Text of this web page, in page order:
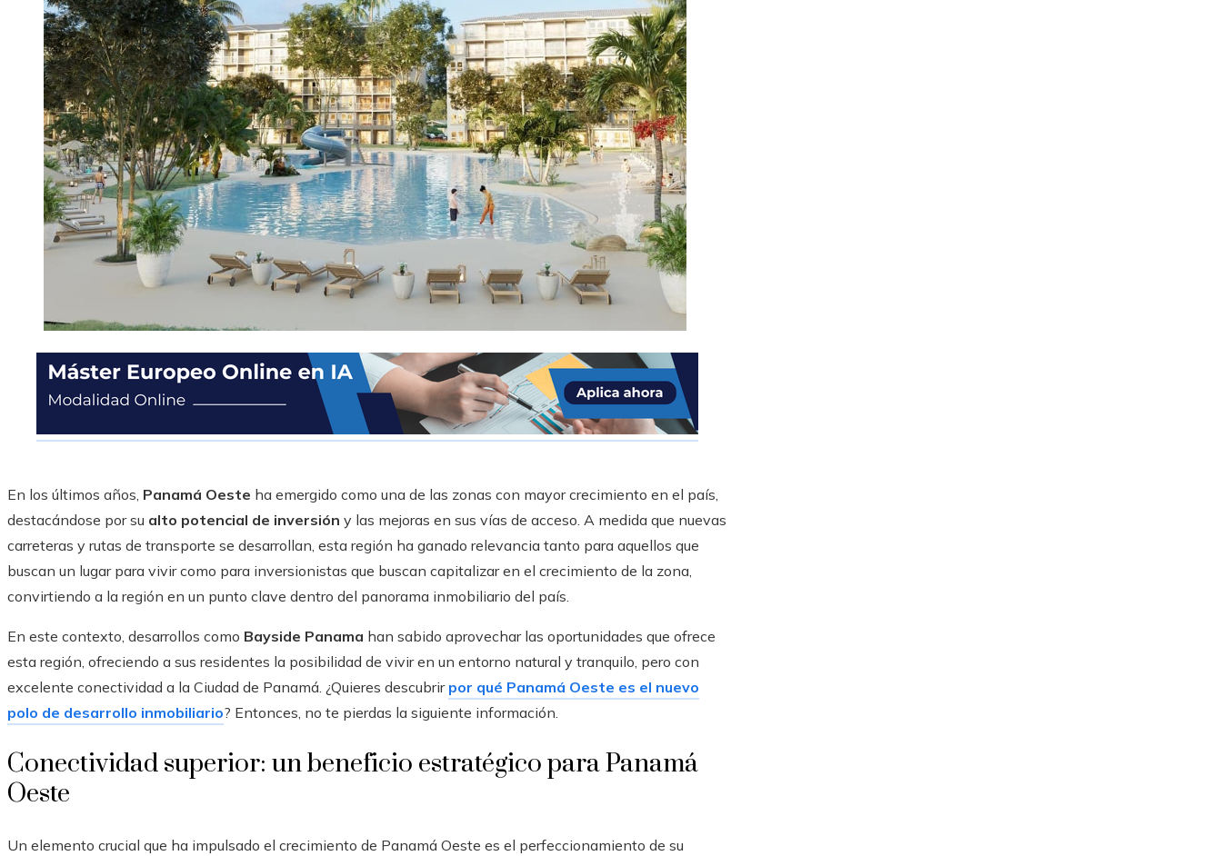
En los últimos años, Panamá Oeste ha emergido como una de las zonas con mayor crecimiento en el país,
destacándose por su alto potencial de inversión y las mejoras en sus vías de acceso. A medida que nuevas
carreteras y rutas de transporte se desarrollan, esta región ha ganado relevancia tanto para aquellos que
buscan un lugar para vivir como para inversionistas que buscan capitalizar en el crecimiento de la zona,
convirtiendo a la región en un punto clave dentro del panorama inmobiliario del país.
En este contexto, desarrollos como Bayside Panama han sabido aprovechar las oportunidades que ofrece
esta región, ofreciendo a sus residentes la posibilidad de vivir en un entorno natural y tranquilo, pero con
excelente conectividad a la Ciudad de Panamá. ¿Quieres descubrir por qué Panamá Oeste es el nuevo
polo de desarrollo inmobiliario? Entonces, no te pierdas la siguiente información.
Conectividad superior: un beneficio estratégico para Panamá
Oeste
Un elemento crucial que ha impulsado el crecimiento de Panamá Oeste es el perfeccionamiento de su